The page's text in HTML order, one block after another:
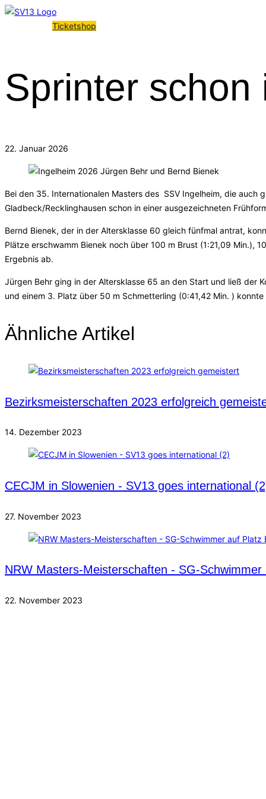
Ticketshop
Sprinter schon
22. Januar 2026
Bei den 35. Internationalen Masters des SSV Ingelheim, die
Gladbeck/Recklinghausen schon in einer ausgezeichneten
Bernd Bienek, der in der Altersklasse 60 gleich fünfmal antrat,
Plätze erschwamm Bienek noch über 100 m Brust (1:21,09
Ergebnis ab.
Jürgen Behr ging in der Altersklasse 65 an den Start und ließ der
und einem 3. Platz über 50 m Schmetterling (0:41,42 Min. )
Ähnliche Artikel
Bezirksmeisterschaften 2023 erfolgreich
14. Dezember 2023
CECJM in Slowenien - SV13 goes international
27. November 2023
NRW Masters-Meisterschaften - SG-Schwimmer
22. November 2023